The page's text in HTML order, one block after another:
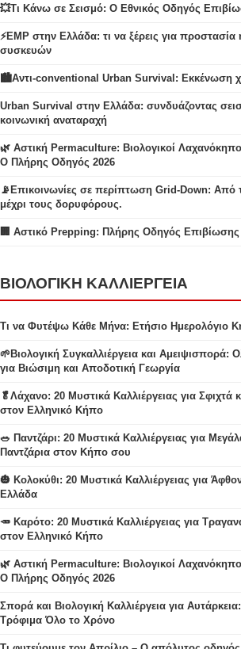
💥Τι Κάνω σε Σεισμό: Ο Εθνικός Οδηγός
⚡EMP στην Ελλάδα: τι να ξέρεις για προστασία
συσκευών
🏙️Αντι-conventional Urban Survival: Εκκένωση
Urban Survival στην Ελλάδα: συνδυάζοντας
κοινωνική αναταραχή
🌿 Αστική Permaculture: Βιολογικοί
Ο Πλήρης Οδηγός 2026
📡Επικοινωνίες σε περίπτωση Grid-Down: Από
μέχρι τους δορυφόρους.
🏢 Αστικό Prepping: Πλήρης Οδηγός
ΒΙΟΛΟΓΙΚΗ ΚΑΛΛΙΕΡΓΕΙΑ
Τι να Φυτέψω Κάθε Μήνα: Ετήσιο Ημερολόγιο
🌱Βιολογική Συγκαλλιέργεια και
για Βιώσιμη και Αποδοτική Γεωργία
🥬Λάχανο: 20 Μυστικά Καλλιέργειας για Σφιχτά
στον Ελληνικό Κήπο
🥗 Παντζάρι: 20 Μυστικά Καλλιέργειας για
Παντζάρια στον Κήπο σου
🎃 Κολοκύθι: 20 Μυστικά Καλλιέργειας για
Ελλάδα
🥕 Καρότο: 20 Μυστικά Καλλιέργειας για
στον Ελληνικό Κήπο
🌿 Αστική Permaculture: Βιολογικοί
Ο Πλήρης Οδηγός 2026
Σπορά και Βιολογική Καλλιέργεια για
Τρόφιμα Όλο το Χρόνο